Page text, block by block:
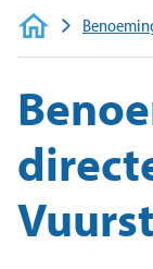
Werken bij